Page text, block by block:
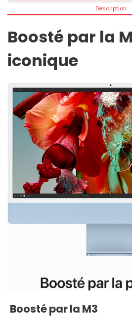
Description
Boosté par la
iconique
Boosté par la M3